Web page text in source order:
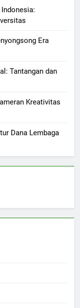
Era
Tantangan dan
Kreativitas
Dana Lembaga